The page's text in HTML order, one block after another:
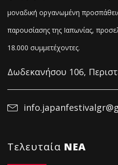
μοναδική οργανωμένη
παρουσίασης της Ιαπωνίας,
18.000 συμμετέχοντες.
Δωδεκανήσου 106,
Τελευταία NΕΑ